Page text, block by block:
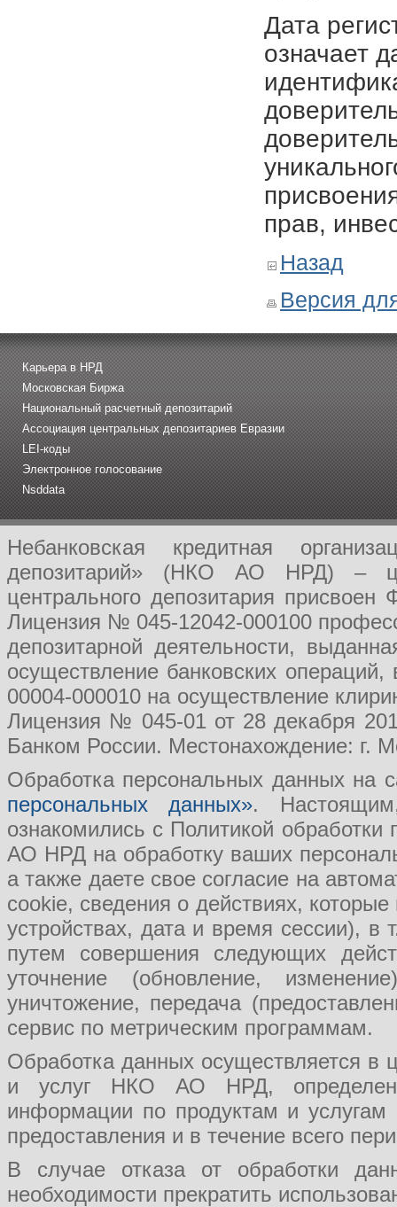
Дата
означает
прав,
Назад
Версия
Карьера в НРД
Московская Биржа
Национальный расчетный депозитарий
Ассоциация центральных депозитариев Евразии
LEI-коды
Электронное голосование
Nsddata
Небанковская кредитная
депозитарий» (НКО АО НРД) –
центрального депозитария
Лицензия № 045-12042-000100
депозитарной деятельности,
осуществление банковских
00004-000010 на осуществление
Лицензия № 045-01 от 28 декабря
Банком России. Местонахождение: г.
Обработка персональных данных на
персональных данных».
ознакомились с Политикой
АО НРД на обработку ваших
а также даете свое согласие на
cookie, сведения о действиях,
устройствах, дата и время сессии), в
путем совершения следующих
уточнение (обновление,
уничтожение, передача
сервис по метрическим программам.
Обработка данных осуществляется в
и услуг НКО АО НРД, определения
информации по продуктам и
предоставления и в течение всего
В случае отказа от обработки
необходимости прекратить